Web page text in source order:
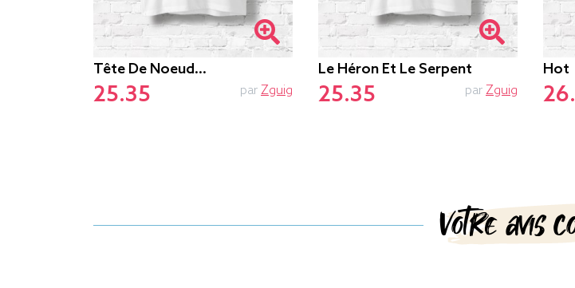
Tête De Noeud…
25.35 par Zguig
Le Héron Et Le Serpent
25.35 par Zguig
Hot
Votre avis